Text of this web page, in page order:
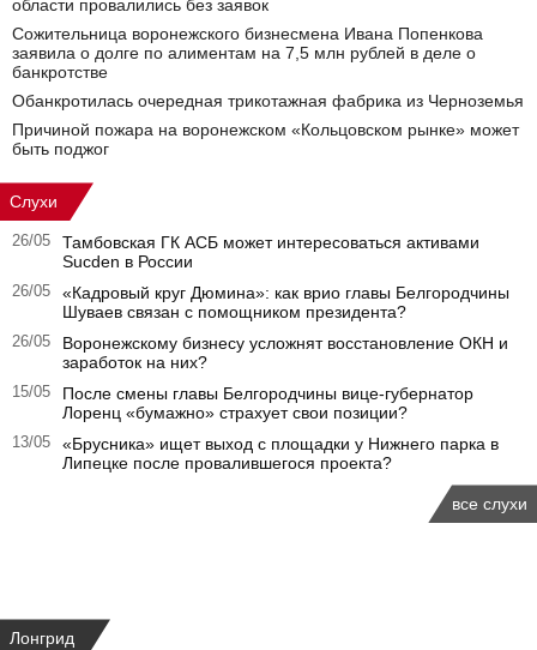
области провалились без заявок
Сожительница воронежского бизнесмена Ивана Попенкова
заявила о долге по алиментам на 7,5 млн рублей в деле о
банкротстве
Обанкротилась очередная трикотажная фабрика из Черноземья
Причиной пожара на воронежском «Кольцовском рынке» может
быть поджог
Слухи
26/05
Тамбовская ГК АСБ может интересоваться активами
Sucden в России
26/05
«Кадровый круг Дюмина»: как врио главы Белгородчины
Шуваев связан с помощником президента?
26/05
Воронежскому бизнесу усложнят восстановление ОКН и
заработок на них?
15/05
После смены главы Белгородчины вице-губернатор
Лоренц «бумажно» страхует свои позиции?
13/05
«Брусника» ищет выход с площадки у Нижнего парка в
Липецке после провалившегося проекта?
все слухи
Лонгрид